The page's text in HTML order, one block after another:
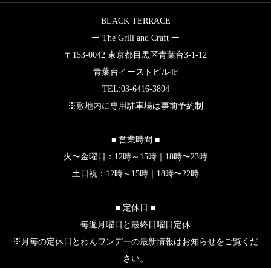
BLACK TERRACE
ー The Grill and Craft ー
〒153-0042 東京都目黒区青葉台3-1-12
青葉台イーストビル4F
TEL:03-6416-3894
※敷地内に専用駐車場は事前予約制
■ 営業時間 ■
火〜金曜日：12時～15時｜18時〜23時
土日祝：12時～15時｜18時〜22時
■ 定休日 ■
毎週月曜日と最終日曜日定休
※月毎の定休日とわんワンデーの最新情報はお知らせをご覧くだ
さい。